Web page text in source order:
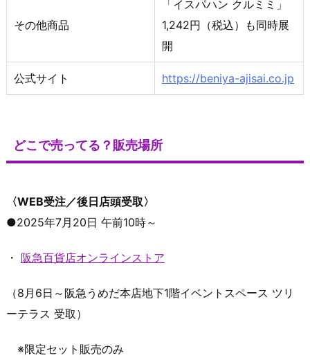
その他商品
「イスパハン クルミミ」
1,242円（税込）も同時展
開
公式サイト https://beniya-ajisai.co.jp
どこで売ってる？販売場所
〈WEB受注／後日店頭受取〉
●2025年7月20日 午前10時～
・ 阪急百貨店オンラインストア
（8月6日～阪急うめだ本店地下1階イベントスペース ツリ
ーテラス 受取）
※限定セット販売のみ